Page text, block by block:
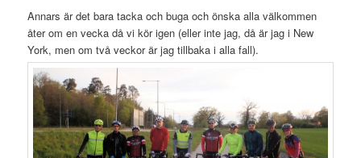
Annars är det bara tacka och buga och önska alla välkommen
åter om en vecka då vi kör igen (eller inte jag, då är jag i New
York, men om två veckor är jag tillbaka i alla fall).